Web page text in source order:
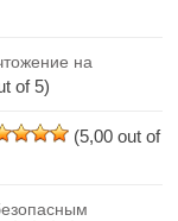
на
of 5)
(5,00 out of